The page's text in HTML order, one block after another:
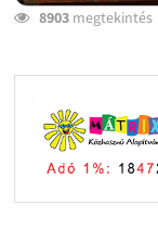
8903megtekintés